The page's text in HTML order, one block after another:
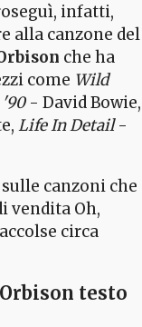
infatti,
alla canzone del
che ha
come Wild
'90- David Bowie,
Life In Detail-
canzoni che
vendita Oh,
circa
testo